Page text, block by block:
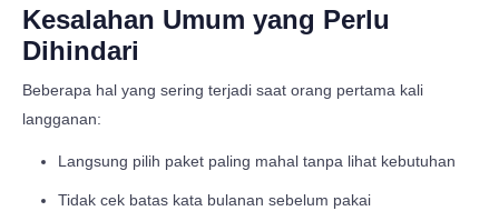
Kesalahan Umum yang Perlu
Dihindari
Beberapa hal yang sering terjadi saat orang pertama kali
langganan:
Langsung pilih paket paling mahal tanpa lihat kebutuhan
Tidak cek batas kata bulanan sebelum pakai